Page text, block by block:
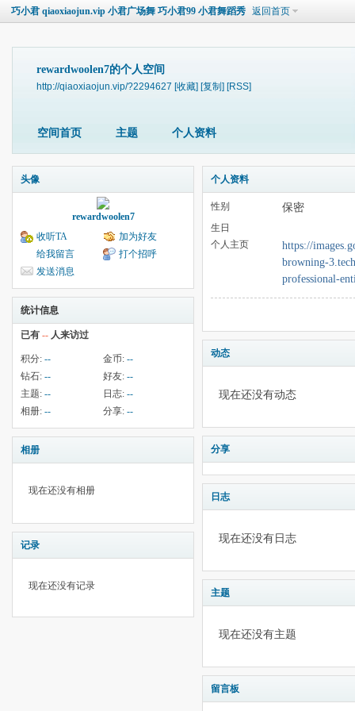
巧小君 qiaoxiaojun.vip 小君广场舞 巧小君99 小君舞蹈秀 返回首页
rewardwoolen7的个人空间
http://qiaoxiaojun.vip/?2294627 [收藏] [复制] [RSS]
空间首页 主题 个人资料
头像
rewardwoolen7
收听TA
加为好友
给我留言
打个招呼
发送消息
统计信息
已有 -- 人来访过
积分: -- 金币: --
钻石: -- 好友: --
主题: -- 日志: --
相册: -- 分享: --
相册
现在还没有相册
记录
现在还没有记录
个人资料
性别 保密
生日
个人主页
https://
browning-
professional-
动态
现在还没有动态
分享
日志
现在还没有日志
主题
现在还没有主题
留言板